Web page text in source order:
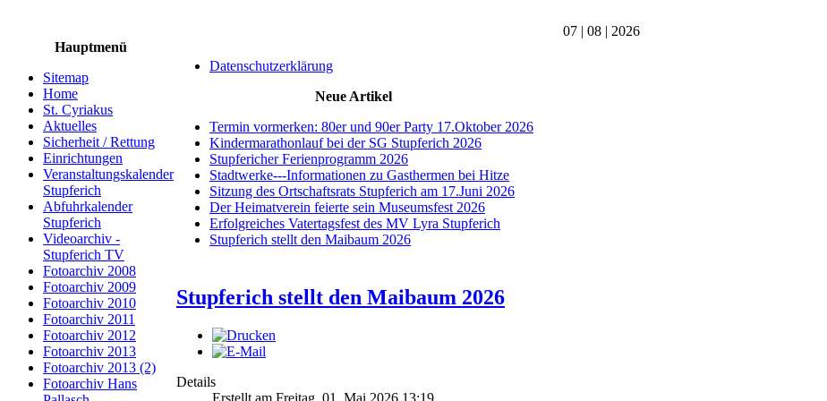
07 | 08 | 2026
Hauptmenü
Sitemap
Home
St. Cyriakus
Aktuelles
Sicherheit / Rettung
Einrichtungen
Veranstaltungskalender
Stupferich
Abfuhrkalender
Stupferich
Videoarchiv -
Stupferich TV
Fotoarchiv 2008
Fotoarchiv 2009
Fotoarchiv 2010
Fotoarchiv 2011
Fotoarchiv 2012
Fotoarchiv 2013
Fotoarchiv 2013 (2)
Fotoarchiv Hans
Datenschutzerklärung
Neue Artikel
Termin vormerken: 80er und 90er Party 17.Oktober 2026
Kindermarathonlauf bei der SG Stupferich 2026
Stupfericher Ferienprogramm 2026
Stadtwerke---Informationen zu Gasthermen bei Hitze
Sitzung des Ortschaftsrats Stupferich am 17.Juni 2026
Der Heimatverein feierte sein Museumsfest 2026
Erfolgreiches Vatertagsfest des MV Lyra Stupferich
Stupferich stellt den Maibaum 2026
Stupferich stellt den Maibaum 2026
Details
Erstellt am Freitag, 01. Mai 2026 13:19